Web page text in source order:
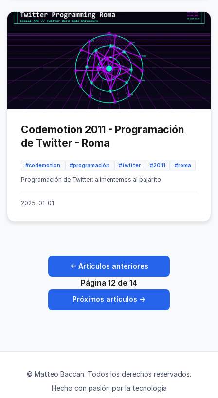
Codemotion 2011 - Programación
de Twitter - Roma
#codemotion #programación #twitter #2011 #roma
Programación de Twitter: alimentemos al pajarito
2025-01-01
← Artículos anteriores
Página 12 de 14
Próximos artículos →
© Matteo Baccan. Todos los derechos reservados.
Hecho con pasión por la tecnología